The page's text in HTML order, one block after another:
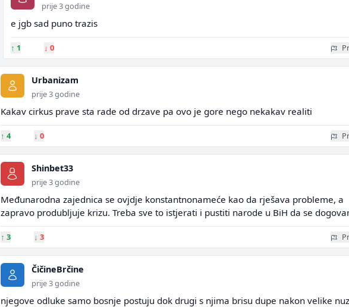
prije 3 godine
e jgb sad puno trazis
↑ 1 ↓ 0
Urbanizam
prije 3 godine
Kakav cirkus prave sta rade od drzave pa ovo je gore nego nekakav realiti
↑ 4 ↓ 0
Shinbet33
prije 3 godine
Međunarodna zajednica se ovjdje konstantnonameće kao da rješava probleme, a
zapravo produbljuje krizu. Treba sve to istjerati i pustiti narode u BiH da se
↑ 3 ↓ 3
ČičineBrčine
prije 3 godine
njegove odluke samo bosnje postuju dok drugi s njima brisu dupe nakon velike